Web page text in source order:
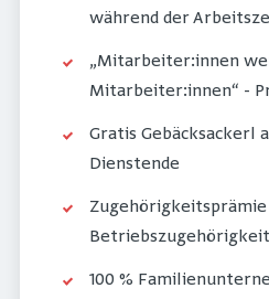
während der
„Mitarbeiter:innen
Mitarbeiter:innen“ -
Gratis Gebäcksackerl
Dienstende
Betriebszugehörigkeit
100 %